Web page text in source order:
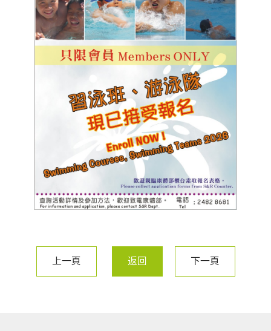
上一頁 返回 下一頁